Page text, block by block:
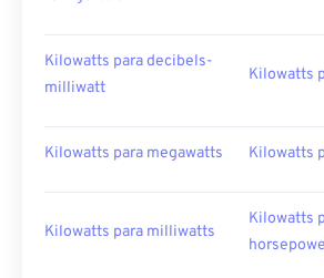
Kilowatts para decibels-
milliwatt
Kilowatts
Kilowatts para megawatts Kilowatts
Kilowatts para milliwatts
Kilowatts